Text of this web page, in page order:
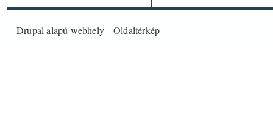
Drupal alapú webhely Oldaltérkép